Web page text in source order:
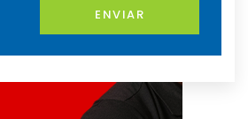
ENVIAR